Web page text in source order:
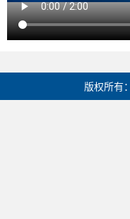
版权所有